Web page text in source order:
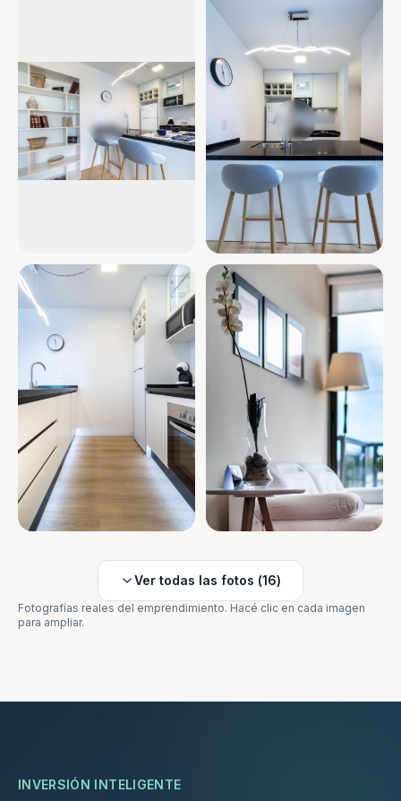
Ver todas las fotos (16)
Fotografías reales del emprendimiento. Hacé clic en cada imagen
para ampliar.
INVERSIÓN INTELIGENTE